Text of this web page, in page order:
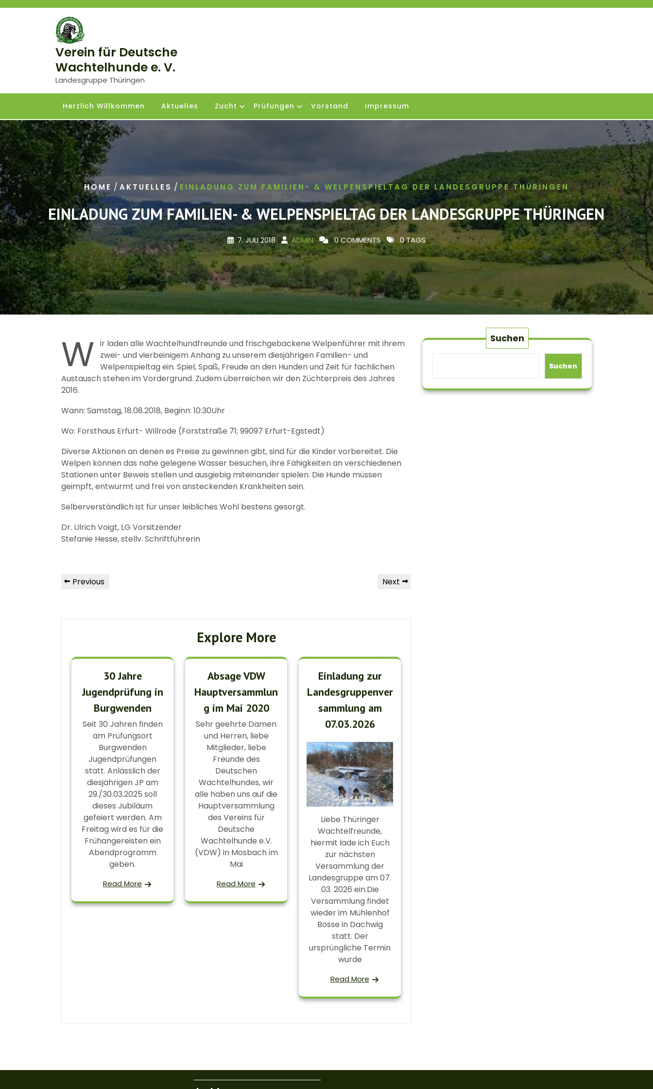
Skip
Verein für Deutsche
Wachtelhunde e. V.
Landesgruppe Thüringen
Herzlich Willkommen Aktuelles Zucht Prüfungen Vorstand Impressum
HOME / AKTUELLES / EINLADUNG ZUM FAMILIEN- & WELPENSPIELTAG DER LANDESGRUPPE THÜRINGEN
EINLADUNG ZUM FAMILIEN- & WELPENSPIELTAG DER LANDESGRUPPE THÜRINGEN
7. JULI 2018 ADMIN 0 COMMENTS 0 TAGS
W ir laden alle Wachtelhundfreunde und frischgebackene Welpenführer mit ihrem
zwei- und vierbeinigem Anhang zu unserem diesjährigen Familien- und
Welpenspieltag ein. Spiel, Spaß, Freude an den Hunden und Zeit für fachlichen
Austausch stehen im Vordergrund. Zudem überreichen wir den Züchterpreis des Jahres
2016.
Wann: Samstag, 18.08.2018, Beginn: 10:30Uhr
Wo: Forsthaus Erfurt- Willrode (Forststraße 71; 99097 Erfurt-Egstedt)
Diverse Aktionen an denen es Preise zu gewinnen gibt, sind für die Kinder vorbereitet. Die
Welpen können das nahe gelegene Wasser besuchen, ihre Fähigkeiten an verschiedenen
Stationen unter Beweis stellen und ausgiebig miteinander spielen. Die Hunde müssen
geimpft, entwurmt und frei von ansteckenden Krankheiten sein.
Selberverständlich ist für unser leibliches Wohl bestens gesorgt.
Dr. Ulrich Voigt, LG Vorsitzender
Stefanie Hesse, stellv. Schriftführerin
Beitragsnavigation
Previous
Previous
Next
Next
Explore More
30 Jahre
Jugendprüfung in
Burgwenden
Seit 30 Jahren finden
am Prüfungsort
Burgwenden
Jugendprüfungen
statt. Anlässlich der
diesjährigen JP am
29./30.03.2025 soll
dieses Jubiläum
gefeiert werden. Am
Freitag wird es für die
Frühangereisten ein
Abendprogramm
geben.
Read More
Absage VDW
Hauptversammlun
g im Mai 2020
Sehr geehrte Damen
und Herren, liebe
Mitglieder, liebe
Freunde des
Deutschen
Wachtelhundes, wir
alle haben uns auf die
Hauptversammlung
des Vereins für
Deutsche
Wachtelhunde e.V.
(VDW) in Mosbach im
Mai
Read More
Einladung zur
Landesgruppenver
sammlung am
07.03.2026
Liebe Thüringer
Wachtelfreunde,
hiermit lade ich Euch
zur nächsten
Versammlung der
Landesgruppe am 07.
03. 2026 ein.Die
Versammlung findet
wieder im Mühlenhof
Bosse in Dachwig
statt. Der
ursprüngliche Termin
wurde
Read More
Suchen
Suchen